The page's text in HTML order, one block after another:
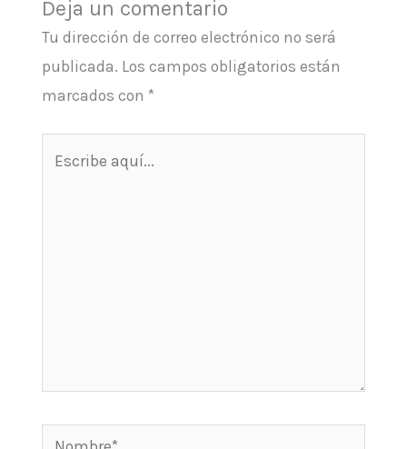
Deja un comentario
Tu dirección de correo electrónico no será
publicada. Los campos obligatorios están
marcados con *
Nombre*